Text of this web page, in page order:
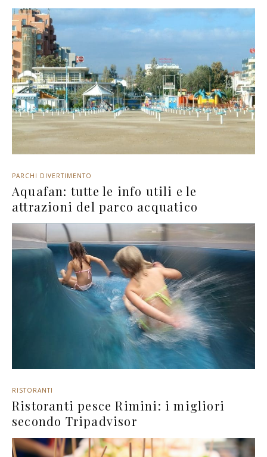
PARCHI DIVERTIMENTO
Aquafan: tutte le info utili e le
attrazioni del parco acquatico
RISTORANTI
Ristoranti pesce Rimini: i migliori
secondo Tripadvisor